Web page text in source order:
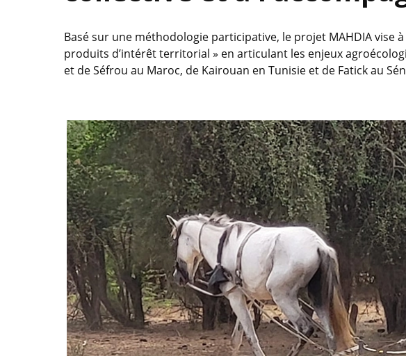
Basé sur une méthodologie participative, le projet MAHDIA
produits d’intérêt territorial » en articulant les enjeux
et de Séfrou au Maroc, de Kairouan en Tunisie et de Fatick au